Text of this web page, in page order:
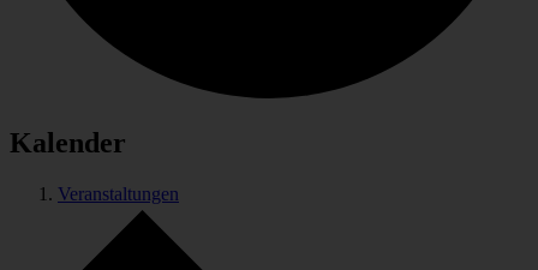
Kalender
Veranstaltungen